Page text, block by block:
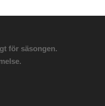
för säsongen.